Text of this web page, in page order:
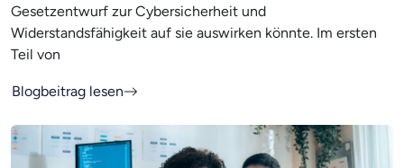
Gesetzentwurf zur Cybersicherheit und
Widerstandsfähigkeit auf sie auswirken könnte. Im ersten
Teil von
Blogbeitrag lesen